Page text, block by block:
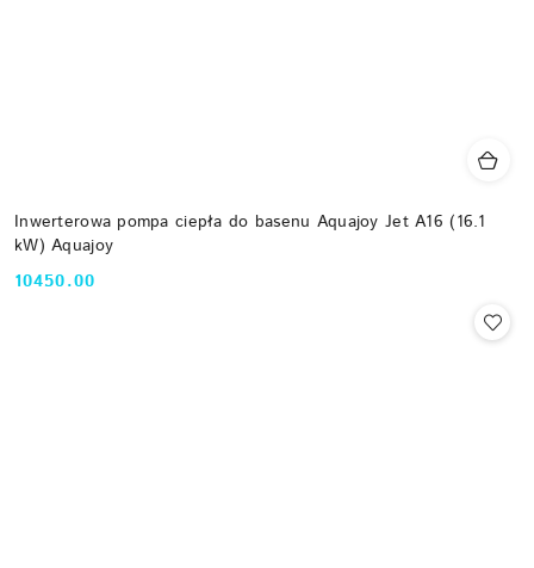
Inwerterowa pompa ciepła do basenu Aquajoy Jet A16 (16.1
kW) Aquajoy
Cena:
10450.00